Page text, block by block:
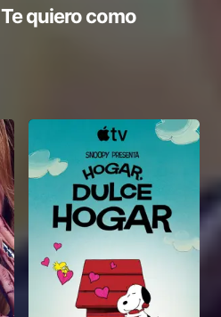
Te quiero como